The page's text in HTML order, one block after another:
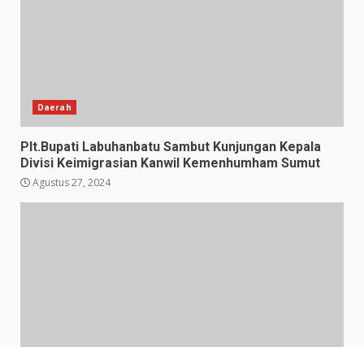
Daerah
Plt.Bupati Labuhanbatu Sambut Kunjungan Kepala
Divisi Keimigrasian Kanwil Kemenhumham Sumut
Agustus 27, 2024